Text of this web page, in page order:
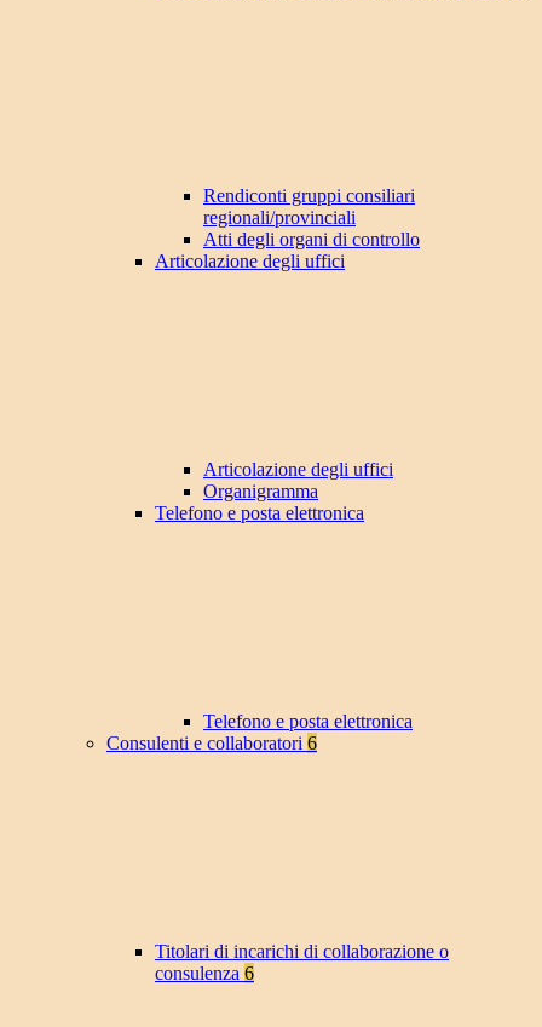
Rendiconti gruppi consiliari
regionali/provinciali
Atti degli organi di controllo
Articolazione degli uffici
Articolazione degli uffici
Organigramma
Telefono e posta elettronica
Telefono e posta elettronica
Consulenti e collaboratori 6
Titolari di incarichi di collaborazione o
consulenza 6